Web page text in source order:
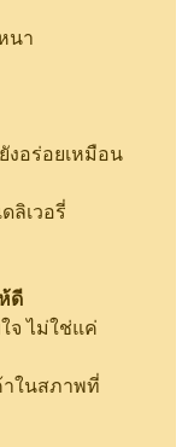
นา
งอร่อยเหมือน
ลิเวอรี่
ดี
จ ไม่ใช่แค่
าในสภาพที่